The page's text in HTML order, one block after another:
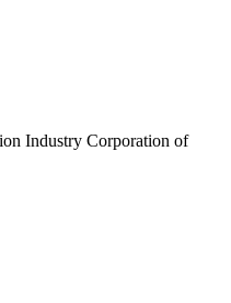
Industry Corporation of